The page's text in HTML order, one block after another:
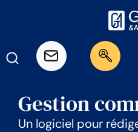
Gestion
Un logiciel pour